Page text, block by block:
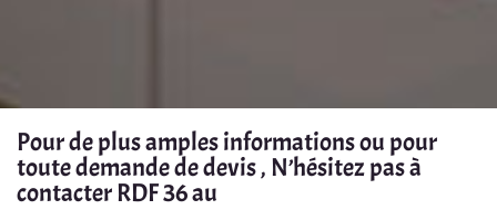
Pour de plus amples informations ou pour
toute demande de devis , N’hésitez pas à
contacter RDF 36 au